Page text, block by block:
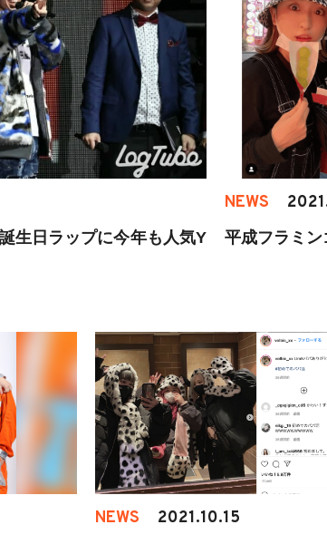
生日ラップに今年も人気Y
NEWS
平成フラミン
NEWS 2021.10.15